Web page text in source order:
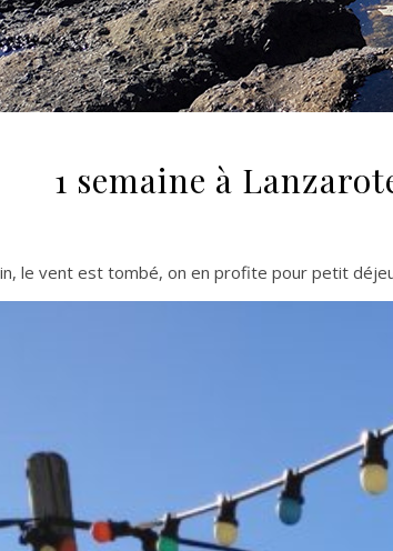
1 semaine à
le vent est tombé, on en profite pour petit